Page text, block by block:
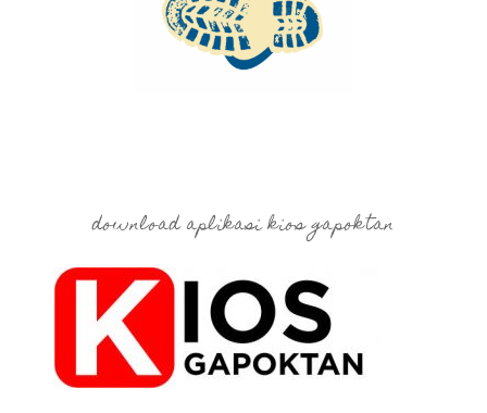
download aplikasi kios gapoktan